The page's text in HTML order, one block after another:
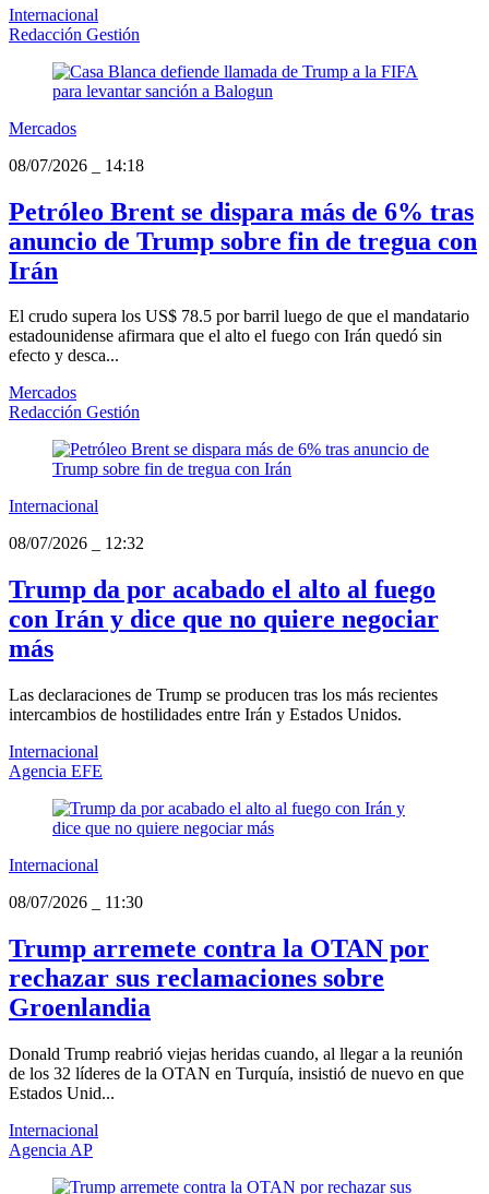
Internacional
Redacción Gestión
Mercados
08/07/2026
14:18
Petróleo Brent se dispara más de 6% tras
anuncio de Trump sobre fin de tregua con
Irán
El crudo supera los US$ 78.5 por barril luego de que el mandatario
estadounidense afirmara que el alto el fuego con Irán quedó sin
efecto y desca...
Mercados
Redacción Gestión
Internacional
08/07/2026
12:32
Trump da por acabado el alto al fuego
con Irán y dice que no quiere negociar
más
Las declaraciones de Trump se producen tras los más recientes
intercambios de hostilidades entre Irán y Estados Unidos.
Internacional
Agencia EFE
Internacional
08/07/2026
11:30
Trump arremete contra la OTAN por
rechazar sus reclamaciones sobre
Groenlandia
Donald Trump reabrió viejas heridas cuando, al llegar a la reunión
de los 32 líderes de la OTAN en Turquía, insistió de nuevo en que
Estados Unid...
Internacional
Agencia AP